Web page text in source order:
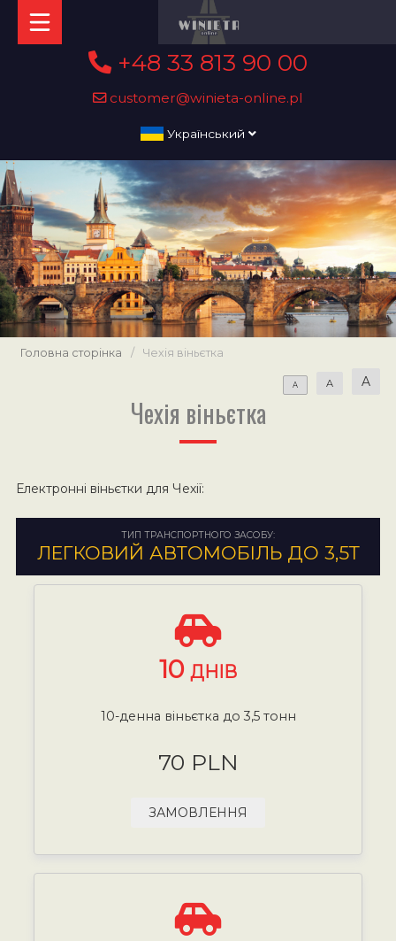
+48 33 813 90 00
customer@winieta-online.pl
Український
Головна сторінка / Чехія віньєтка
A A A
Чехія віньєтка
Електронні віньєтки для Чехії:
ТИП ТРАНСПОРТНОГО ЗАСОБУ:
ЛЕГКОВИЙ АВТОМОБІЛЬ ДО 3,5Т
10 ДНІВ
10-денна віньєтка до 3,5 тонн
70 PLN
ЗАМОВЛЕННЯ